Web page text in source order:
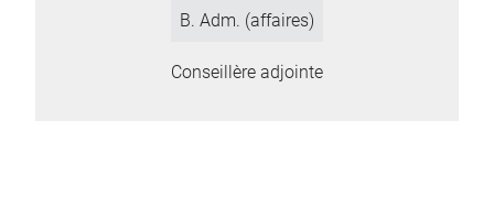
B. Adm. (affaires)
Conseillère adjointe